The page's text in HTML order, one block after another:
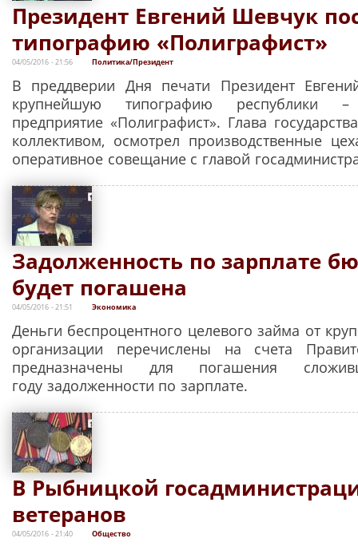
Президент Евгений Шевчук
типографию «Полиграфист»
04/05/2016 - 21:56 Политика/Президент
В преддверии Дня печати Президент
крупнейшую типографию республики –
предприятие «Полиграфист». Глава
коллективом, осмотрел производственные
оперативное совещание с главой
Задолженность по зарплате
будет погашена
04/05/2016 - 21:51 Экономика
Деньги беспроцентного целевого займа от
организации перечислены на счета
предназначены для погашения
году задолженности по зарплате.
В Рыбницкой
ветеранов
04/05/2016 - 21:40 Общество